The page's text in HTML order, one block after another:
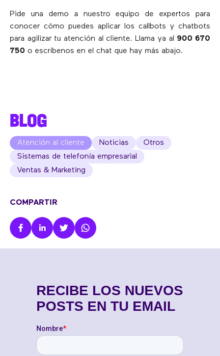
Pide una demo a nuestro equipo de expertos para
conocer cómo puedes aplicar los callbots y chatbots
para agilizar tu atención al cliente. Llama ya al 900 670
750 o escríbenos en el chat que hay más abajo.
BLOG
Atención al cliente Noticias
Otros
Sistemas de telefonía empresarial
Ventas & Marketing
COMPARTIR